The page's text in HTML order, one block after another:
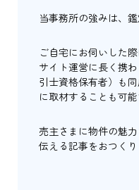
当事務所の強みは、
ご自宅にお伺いした
サイト運営に長く携
引士資格保有者）も
に取材することも可能
売主さまに物件の魅
伝える記事をおつくり